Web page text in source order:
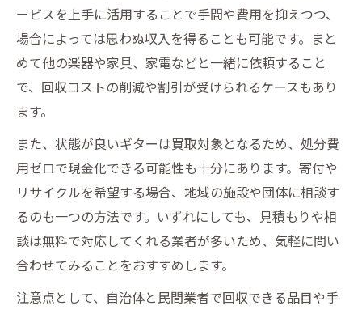
ービスを上手に活用することで手間や費用を抑えつつ、
場合によっては思わぬ収入を得ることも可能です。まと
めて他の楽器や家具、家電などと一緒に依頼すること
で、回収コストの削減や割引が受けられるケースもあり
ます。
また、状態が良いギターは買取対象となるため、処分費
用ゼロで現金化できる可能性も十分にあります。寄付や
リサイクルを希望する場合、地域の施設や団体に相談す
るのも一つの方法です。いずれにしても、見積もりや相
談は無料で対応してくれる業者が多いため、気軽に問い
合わせてみることをおすすめします。
注意点として、自治体と民間業者で回収できる品目や手